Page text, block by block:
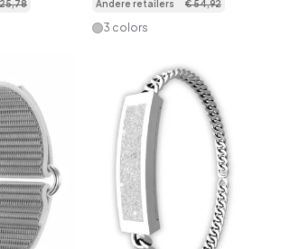
25,78
wijzerplaten CXI-
00007
Andere retailers €54,92
3 colors